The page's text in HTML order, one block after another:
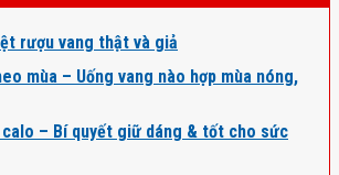
rượu vang thật và giả
mùa – Uống vang nào hợp mùa nóng,
calo – Bí quyết giữ dáng & tốt cho sức